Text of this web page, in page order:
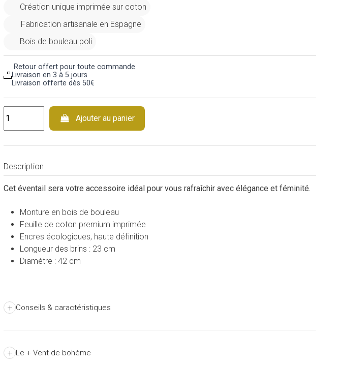
Création unique imprimée sur coton
Fabrication artisanale en Espagne
Bois de bouleau poli
Retour offert pour toute commande
Livraison en 3 à 5 jours
Livraison offerte dès 50€
Ajouter au panier
Description
Cet éventail sera votre accessoire idéal pour vous rafraîchir avec élégance et féminité.
Monture en bois de bouleau
Feuille de coton premium imprimée
Encres écologiques, haute définition
Longueur des brins : 23 cm
Diamètre : 42 cm
+ Conseils & caractéristiques
+ Le + Vent de bohème